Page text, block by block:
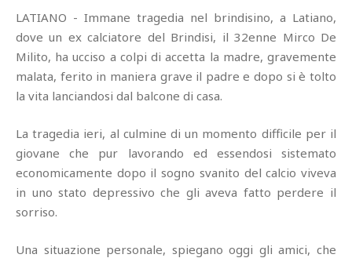
LATIANO - Immane tragedia nel brindisino, a Latiano,
dove un ex calciatore del Brindisi, il 32enne Mirco De
Milito, ha ucciso a colpi di accetta la madre, gravemente
malata, ferito in maniera grave il padre e dopo si è tolto
la vita lanciandosi dal balcone di casa.
La tragedia ieri, al culmine di un momento difficile per il
giovane che pur lavorando ed essendosi sistemato
economicamente dopo il sogno svanito del calcio viveva
in uno stato depressivo che gli aveva fatto perdere il
sorriso.
Una situazione personale, spiegano oggi gli amici, che